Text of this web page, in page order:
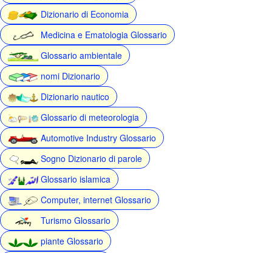
Dizionario di Economia
Medicina e Ematologia Glossario
Glossario ambientale
nomi Dizionario
Dizionario nautico
Glossario di meteorologia
Automotive Industry Glossario
Sogno Dizionario di parole
Glossario islamica
Computer, internet Glossario
Turismo Glossario
piante Glossario